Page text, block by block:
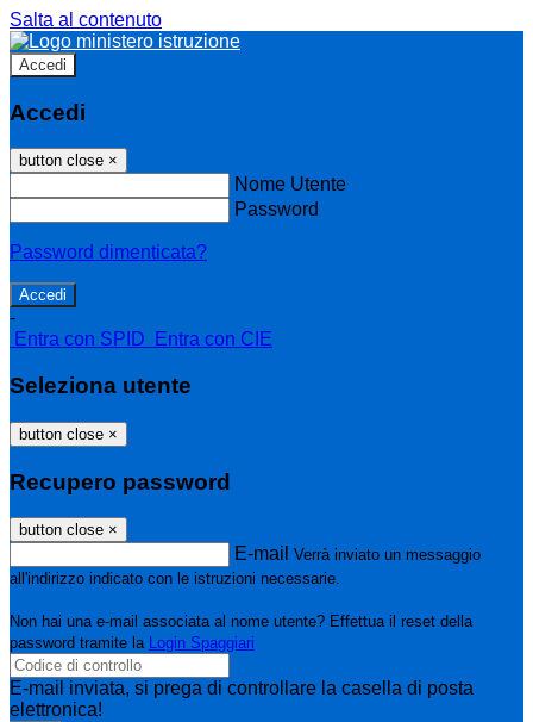
Salta al contenuto
Accedi
Accedi
button close ×
Nome Utente
Password
Password dimenticata?
-
Entra con SPID
Entra con CIE
Seleziona utente
button close ×
Recupero password
button close ×
E-mail Verrà inviato un messaggio
all'indirizzo indicato con le istruzioni necessarie.
Non hai una e-mail associata al nome utente? Effettua il reset della
password tramite la Login Spaggiari
E-mail inviata, si prega di controllare la casella di posta
elettronica!